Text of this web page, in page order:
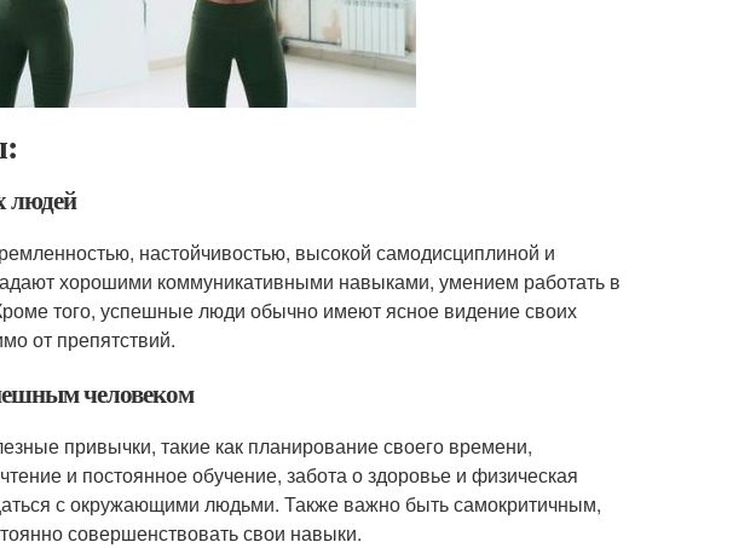
людей
настойчивостью, высокой самодисциплиной и
хорошими коммуникативными навыками, умением работать в
того, успешные люди обычно имеют ясное видение своих
от препятствий.
человеком
привычки, такие как планирование своего времени,
и постоянное обучение, забота о здоровье и физическая
с окружающими людьми. Также важно быть самокритичным,
совершенствовать свои навыки.